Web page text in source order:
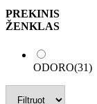
PREKINIS
ŽENKLAS
ODORO(31)